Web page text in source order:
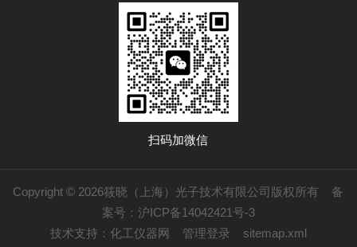
扫码加微信
Copyright © 2026筱晓（上海）光子技术有限公司版权所有 备
案号：沪ICP备14042421号-3
技术支持： 化工仪器网 管理登录 sitemap.xml